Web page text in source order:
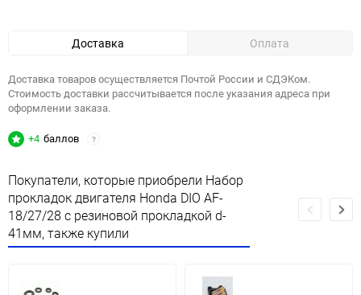
Доставка Оплата
Доставка товаров осуществляется Почтой России и СДЭКом.
Стоимость доставки рассчитывается после указания адреса при
оформлении заказа.
+4 баллов ?
Покупатели, которые приобрели Набор
прокладок двигателя Honda DIO AF-
18/27/28 с резиновой прокладкой d-
41мм, также купили